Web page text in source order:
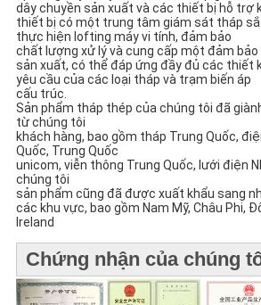
dây chuyền sản xuất và các thiết bị hỗ trợ
thiết bị có một trung tâm giám sát tháp
thực hiện lofting máy vi tính, đảm bảo
chất lượng xử lý và cung cấp một đảm bảo
sản xuất, có thể đáp ứng đầy đủ các thiết
yêu cầu của các loại tháp và trạm biến áp
cấu trúc.
Sản phẩm tháp thép của chúng tôi đã
từ chúng tôi
khách hàng, bao gồm tháp Trung Quốc,
Quốc, Trung Quốc
unicom, viễn thông Trung Quốc, lưới điện
chúng tôi
sản phẩm cũng đã được xuất khẩu sang
các khu vực, bao gồm Nam Mỹ, Châu Phi,
Ireland
Chứng nhận của chúng